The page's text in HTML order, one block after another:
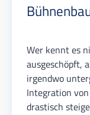
Wer kennt es
ausgeschöpft,
irgendwo
Integration
drastisch